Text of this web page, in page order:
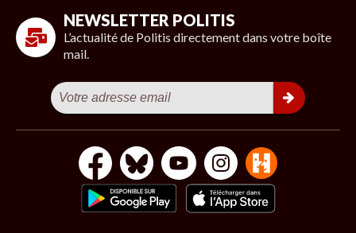
NEWSLETTER POLITIS
L’actualité de Politis directement dans votre boîte
mail.